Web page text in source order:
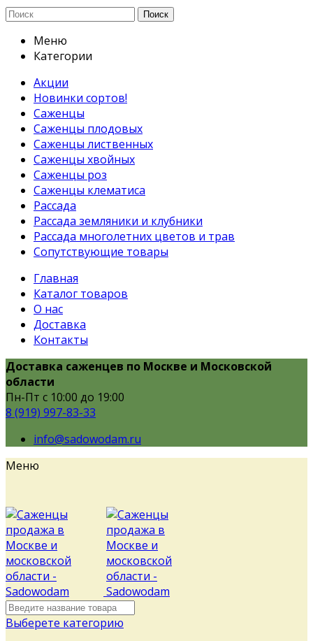
Поиск
Меню
Категории
Акции
Новинки сортов!
Саженцы
Саженцы плодовых
Саженцы лиственных
Саженцы хвойных
Саженцы роз
Саженцы клематиса
Рассада
Рассада земляники и клубники
Рассада многолетних цветов и трав
Сопутствующие товары
Главная
Каталог товаров
О нас
Доставка
Контакты
Доставка саженцев по Москве и Московской
области
Пн-Пт с 10:00 до 19:00
8 (919) 997-83-33
info@sadowodam.ru
Меню
Выберете категорию